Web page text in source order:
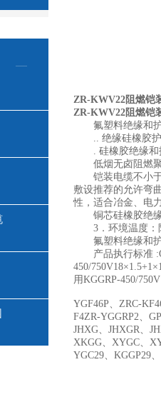
ZR-KWV22阻燃铠
ZR-KWV22阻燃铠
氟塑料绝缘和护
.. 绝缘硅橡胶护
. 硅橡胶绝缘和
低烟无卤阻燃
铠装电缆不小于
敷设推荐的允许弯
性，适合冶金、电
铜芯硅橡胶绝缘
3．环境温度：阻
氟塑料绝缘和护
产品执行标准 :Q/
450/
用KGGRP-450/
YGF46P、ZRC-
F4ZR-YGGRP2、
JHXG、JHXGR、
XKGG、XYGC、
YGC29、KGGP29